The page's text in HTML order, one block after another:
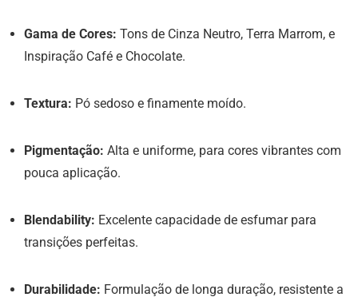
Gama de Cores: Tons de Cinza Neutro, Terra Marrom, e
Inspiração Café e Chocolate.
Textura: Pó sedoso e finamente moído.
Pigmentação: Alta e uniforme, para cores vibrantes com
pouca aplicação.
Blendability: Excelente capacidade de esfumar para
transições perfeitas.
Durabilidade: Formulação de longa duração, resistente a